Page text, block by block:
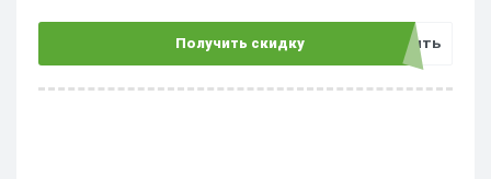
Получить скидку Открыть